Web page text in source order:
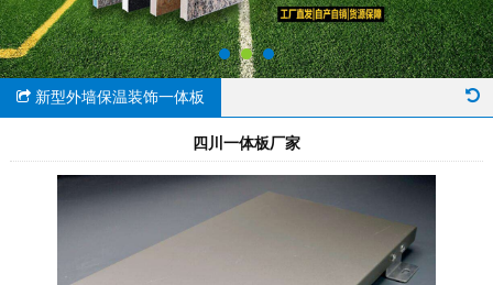
新型外墙保温装饰一体板
四川一体板厂家